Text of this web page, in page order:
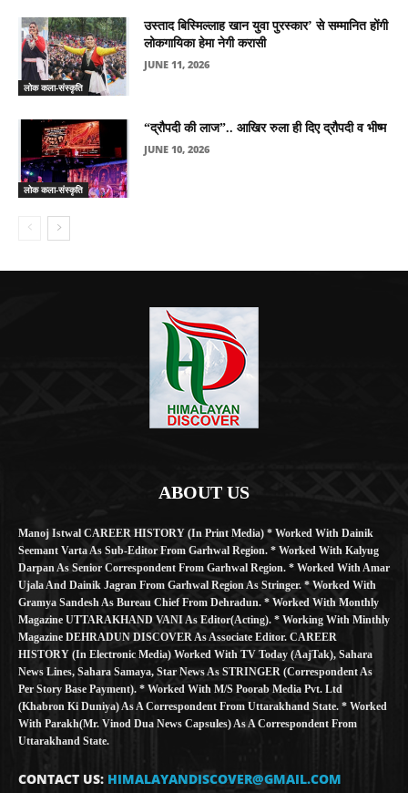
लोक कला-संस्कृति
उस्ताद बिस्मिल्लाह खान युवा पुरस्कार’ से सम्मानित होंगी
लोकगायिका हेमा नेगी करासी
JUNE 11, 2026
लोक कला-संस्कृति
“द्रौपदी की लाज”.. आखिर रुला ही दिए द्रौपदी व भीष्म
JUNE 10, 2026
ABOUT US
Manoj Istwal CAREER HISTORY (in Print Media) * Worked With Dainik
Seemant Varta As Sub-Editor From Garhwal Region. * Worked With Kalyug
Darpan As Senior Correspondent From Garhwal Region. * Worked With Amar
Ujala And Dainik Jagran From Garhwal Region As Stringer. * Worked With
Gramya Sandesh As Bureau Chief From Dehradun. * Worked With Monthly
Magazine UTTARAKHAND VANI As Editor(Acting). * Working With Minthly
Magazine DEHRADUN DISCOVER As Associate Editor. CAREER
HISTORY (in Electronic Media) Worked With TV Today (AajTak), Sahara
News Lines, Sahara Samaya, Star News As STRINGER (Correspondent As
Per Story Base Payment). * Worked With M/S Poorab Media Pvt. Ltd
(Khabron Ki Duniya) As A Correspondent From Uttarakhand State. * Worked
With Parakh(Mr. Vinod Dua News Capsules) As A Correspondent From
Uttarakhand State.
CONTACT US: HIMALAYANDISCOVER@GMAIL.COM